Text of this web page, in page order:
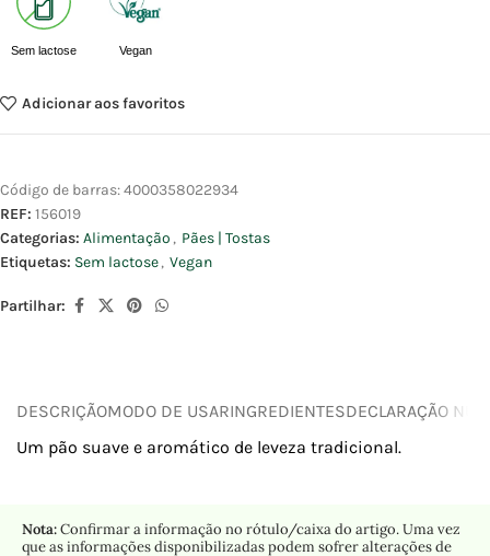
Sem lactose Vegan
Adicionar aos favoritos
Código de barras:4000358022934
REF: 156019
Categorias: Alimentação , Pães | Tostas
Etiquetas: Sem lactose, Vegan
Partilhar:
DESCRIÇÃOMODO DE USARINGREDIENTESDECLARAÇÃO
Um pão suave e aromático de leveza tradicional.
Nota:Confirmar a informação no rótulo/caixa do artigo. Uma vez
que as informações disponibilizadas podem sofrer alterações de